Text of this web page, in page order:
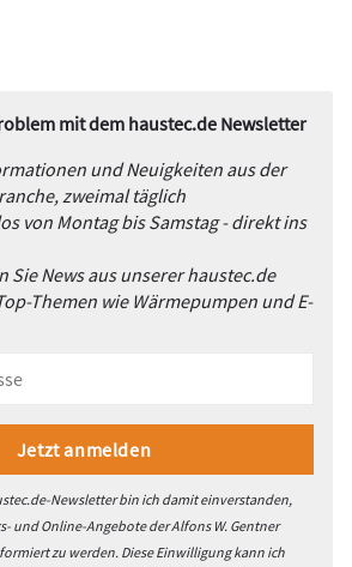
mit dem haustec.de Newsletter
und Neuigkeiten aus der
zweimal täglich
von Montag bis Samstag - direkt ins
Sie News aus unserer haustec.de
Themen wie Wärmepumpen und E-
Newsletter bin ich damit einverstanden,
und Online-Angebote der Alfons W. Gentner
zu werden. Diese Einwilligung kann ich